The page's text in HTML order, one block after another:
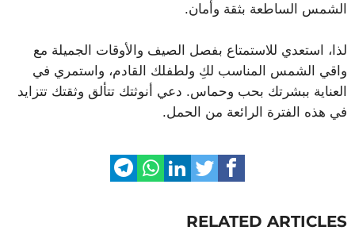
الشمس الساطعة بثقة وأمان.
لذا، استعدي للاستمتاع بفصل الصيف والأوقات الجميلة مع
واقي الشمس المناسب لكِ ولطفلك القادم، واستمري في
العناية ببشرتك بحب وحماس. دعي أنوثتك تتألق وثقتك تتزايد
في هذه الفترة الرائعة من الحمل.
RELATED ARTICLES